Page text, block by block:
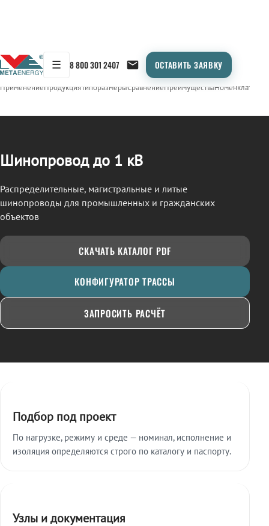
☰ 8 800 301 2407 ОСТАВИТЬ ЗАЯВКУ
← Продукция/ШИНОПРОВОД
ПрименениеПродукцияТипоразмерыСравнениеПреимуществаНоменклатура
Шинопровод до 1 кВ
Распределительные, магистральные и литые
шинопроводы для промышленных и гражданских
объектов
СКАЧАТЬ КАТАЛОГ PDF
КОНФИГУРАТОР ТРАССЫ
ЗАПРОСИТЬ РАСЧЁТ
Подбор под проект
По нагрузке, режиму и среде — номинал, исполнение и
изоляция определяются строго по каталогу и паспорту.
Узлы и документация